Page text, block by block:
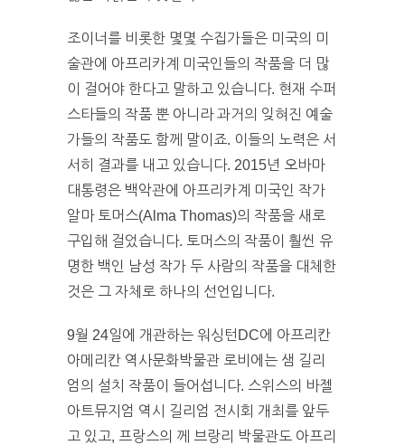
조이너를 비롯한 몇몇 수집가들은 미국의 미
술관에 아프리카계 미국인들의 작품을 더 많
이 걸어야 한다고 말하고 있습니다. 현재 수퍼
스타들의 작품 뿐 아니라 과거의 잊혀진 예술
가들의 작품도 함께 말이죠. 이들의 노력은 서
서히 결과를 내고 있습니다. 2015년 오바마
대통령은 백악관에 아프리카계 미국인 작가
알마 토머스(Alma Thomas)의 작품을 새로
구입해 걸었습니다. 토머스의 작품이 훨씬 유
명한 백인 남성 작가 두 사람의 작품을 대체한
것은 그 자체로 하나의 선언입니다.
9월 24일에 개관하는 워싱턴DC에 아프리칸
아메리칸 역사문화박물관 로비에는 샘 길리
엄의 설치 작품이 들어섭니다. 스위스의 바젤
아트뮤지엄 역시 길리엄 전시회 개최를 앞두
고 있고, 프랑스의 께 브랑리 박물관도 아프리